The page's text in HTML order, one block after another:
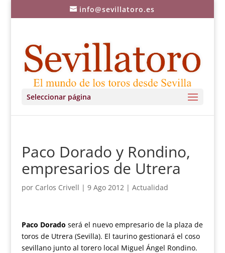
info@sevillatoro.es
Seleccionar página
Paco Dorado y Rondino,
empresarios de Utrera
por Carlos Crivell | 9 Ago 2012| Actualidad
Paco Dorado será el nuevo empresario de la plaza de
toros de Utrera (Sevilla). El taurino gestionará el coso
sevillano junto al torero local Miguel Ángel Rondino.